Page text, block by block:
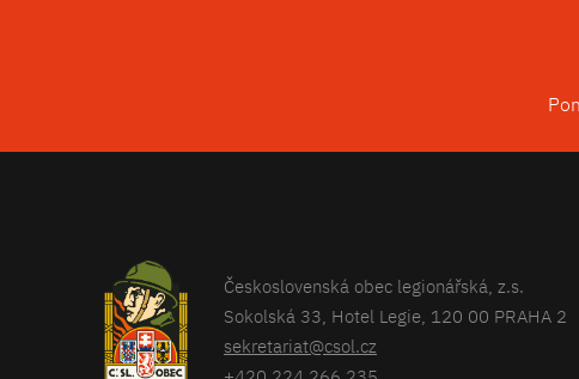
Československá obec legionářská, z.s.
Sokolská 33, Hotel Legie, 120 00 PRAHA 2
sekretariat@csol.cz